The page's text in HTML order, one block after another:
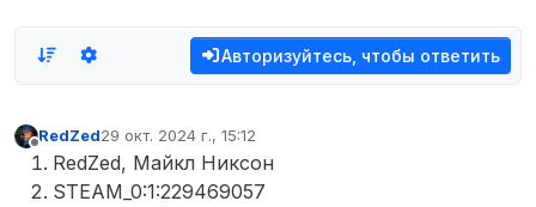
Авторизуйтесь, чтобы ответить
Не в сети
RedZed29 окт. 2024 г., 15:12
отредактировано
RedZed, Майкл Никсон
STEAM_0:1:229469057